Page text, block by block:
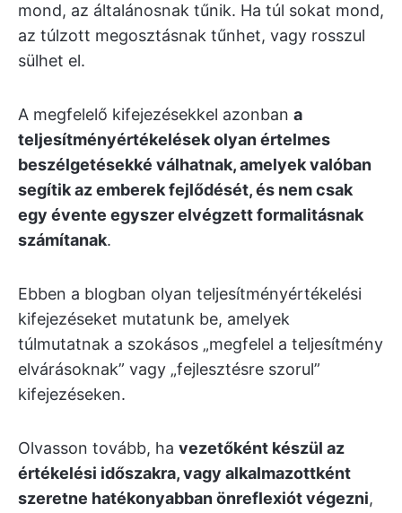
mond, az általánosnak tűnik. Ha túl sokat mond,
az túlzott megosztásnak tűnhet, vagy rosszul
sülhet el.
A megfelelő kifejezésekkel azonban a
teljesítményértékelések olyan értelmes
beszélgetésekké válhatnak, amelyek valóban
segítik az emberek fejlődését, és nem csak
egy évente egyszer elvégzett formalitásnak
számítanak.
Ebben a blogban olyan teljesítményértékelési
kifejezéseket mutatunk be, amelyek
túlmutatnak a szokásos „megfelel a teljesítmény
elvárásoknak” vagy „fejlesztésre szorul”
kifejezéseken.
Olvasson tovább, ha vezetőként készül az
értékelési időszakra, vagy alkalmazottként
szeretne hatékonyabban önreflexiót végezni,